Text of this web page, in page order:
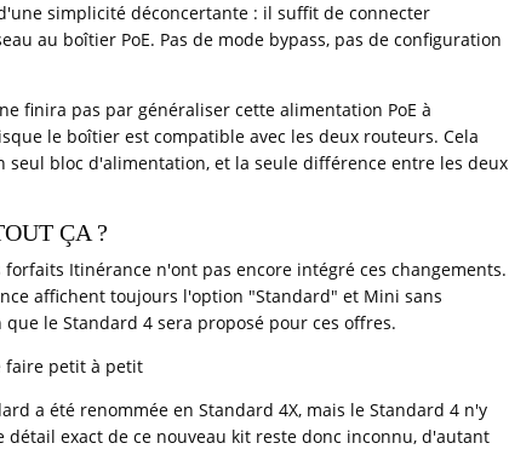
simplicité déconcertante : il suffit de connecter
au boîtier PoE. Pas de mode bypass, pas de configuration
finira pas par généraliser cette alimentation PoE à
le boîtier est compatible avec les deux routeurs. Cela
bloc d'alimentation, et la seule différence entre les deux
ÇA ?
Itinérance n'ont pas encore intégré ces changements.
affichent toujours l'option "Standard" et Mini sans
le Standard 4 sera proposé pour ces offres.
faire petit à petit
a été renommée en Standard 4X, mais le Standard 4 n'y
détail exact de ce nouveau kit reste donc inconnu, d'autant